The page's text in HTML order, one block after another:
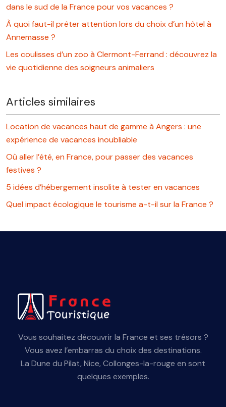
dans le sud de la France pour vos vacances ?
À quoi faut-il prêter attention lors du choix d’un hôtel à
Annemasse ?
Les coulisses d’un zoo à Clermont-Ferrand : découvrez la
vie quotidienne des soigneurs animaliers
Articles similaires
Location de vacances haut de gamme à Angers : une
expérience de vacances inoubliable
Où aller l’été, en France, pour passer des vacances
festives ?
5 idées d’hébergement insolite à tester en vacances
Quel impact écologique le tourisme a-t-il sur la France ?
Vous souhaitez découvrir la France et ses trésors ?
Vous avez l’embarras du choix des destinations.
La Dune du Pilat, Nice, Collonges-la-rouge en sont
quelques exemples.